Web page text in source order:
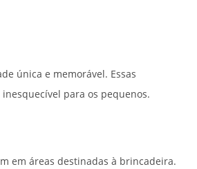
única e memorável. Essas
para os pequenos.
em áreas destinadas à brincadeira.